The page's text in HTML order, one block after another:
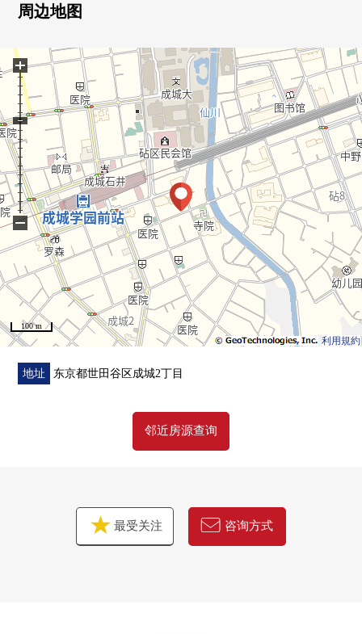
・厕所(3F)、淋浴厕所洗手
・附带TV监视器的内部对讲机
设备收纳、壁橱等的丰富的收藏
■周边施设━━━━━━━━━━・・・・・
○区立明正小学、约800m
○区立砧中学、约880m
○世田谷区政府机关砧综合性分所、约240m
○区立砧图书馆、约480m
○区立明正公园、约640m
○区立成城3丁目绿地、约880m
○区立mitsu池塘绿地、约960m
○区立来看，是交流广场、约1680m
○OdakyuOX成城商店、约240m
○成城山坳Ti、约240m
○峰会商店成城商店、约960m
○ＯＫ商店成城商店、约1200m
周边地图
利用規約
100 m
+
−
地址 东京都世田谷区成城2丁目
邻近房源查询
最受关注 咨询方式